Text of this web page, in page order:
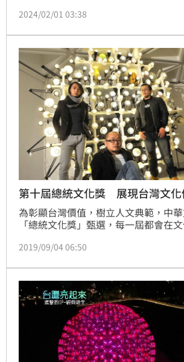
地災後重建帶來一線曙光。
2024/02/01 03:38
第十屆總統文化獎 展現台灣文化
為彰顯台灣價值，樹立人文典範，中
「總統文化獎」甄選，每一屆都會在
項，提出值得推崇的台灣價值，為社會
獎」財團法人台灣基督教門諾會黎明
獎」豪華朗機工、「在地希望獎」方
獎」台灣人權促進會
（記者林賢雅／綜合報導）
2019/09/04 06:50